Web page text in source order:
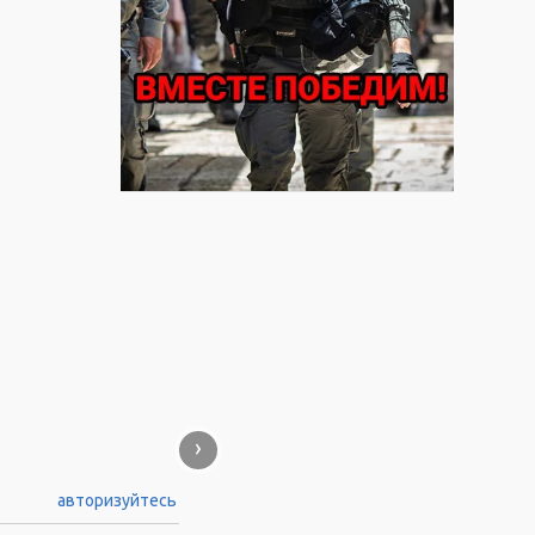
›
авторизуйтесь